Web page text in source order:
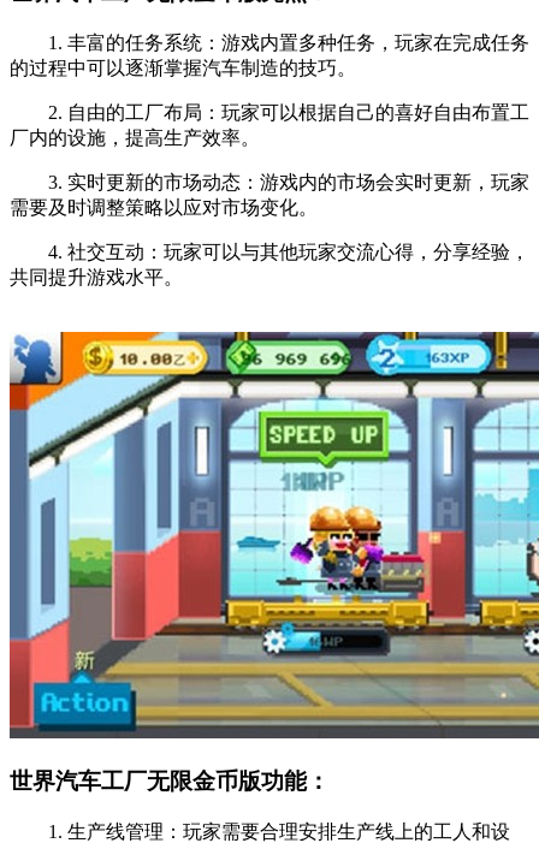
1. 丰富的任务系统：游戏内置多种任务，玩家在完成任务
的过程中可以逐渐掌握汽车制造的技巧。
2. 自由的工厂布局：玩家可以根据自己的喜好自由布置工
厂内的设施，提高生产效率。
3. 实时更新的市场动态：游戏内的市场会实时更新，玩家
需要及时调整策略以应对市场变化。
4. 社交互动：玩家可以与其他玩家交流心得，分享经验，
共同提升游戏水平。
世界汽车工厂无限金币版功能：
1. 生产线管理：玩家需要合理安排生产线上的工人和设